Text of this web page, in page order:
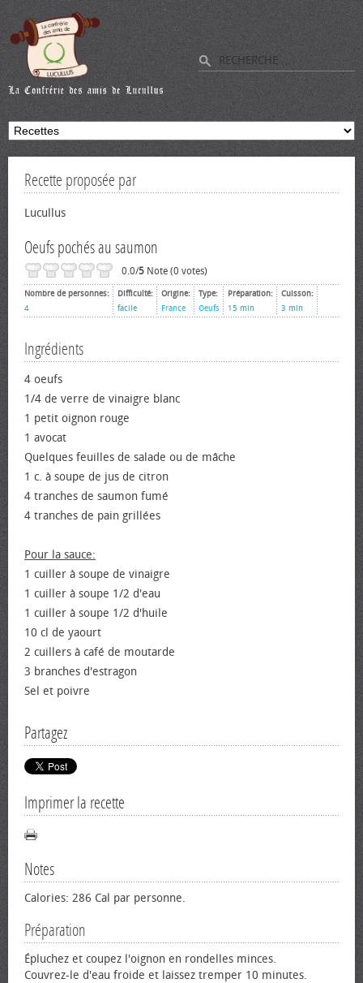
Recette proposée par
Lucullus
Oeufs pochés au saumon
0.0/5 Note (0 votes)
Nombre de personnes:
4
Difficulté:
facile
Origine:
France
Type:
Oeufs
Préparation:
15 min
Cuisson:
3 min
Ingrédients
4 œufs
1/4 de verre de vinaigre blanc
1 petit oignon rouge
1 avocat
Quelques feuilles de salade ou de mâche
1 c. à soupe de jus de citron
4 tranches de saumon fumé
4 tranches de pain grillées
Pour la sauce:
1 cuiller à soupe de vinaigre
1 cuiller à soupe 1/2 d'eau
1 cuiller à soupe 1/2 d'huile
10 cl de yaourt
2 cuillers à café de moutarde
3 branches d'estragon
Sel et poivre
Partagez
Imprimer la recette
Notes
Calories: 286 Cal par personne.
Préparation
Épluchez et coupez l'oignon en rondelles minces.
Couvrez-le d'eau froide et laissez tremper 10 minutes.